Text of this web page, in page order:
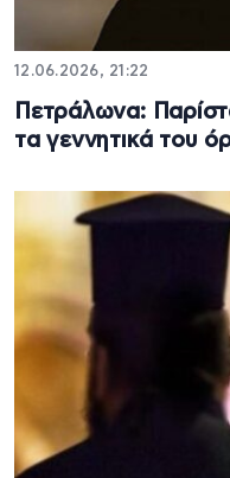
12.06.2026, 21:22
Πετράλωνα:
τα γεννητικά του